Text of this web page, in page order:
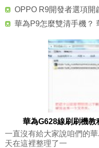
OPPO R9開發者選項開
華為P9怎麼雙清手機？
華為G628線刷刷機教
一直沒有給大家說咱們的
天在這裡整理了一